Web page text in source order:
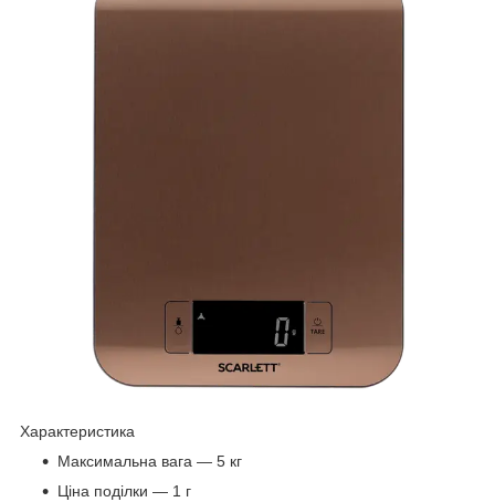
Характеристика
Максимальна вага — 5 кг
Ціна поділки — 1 г